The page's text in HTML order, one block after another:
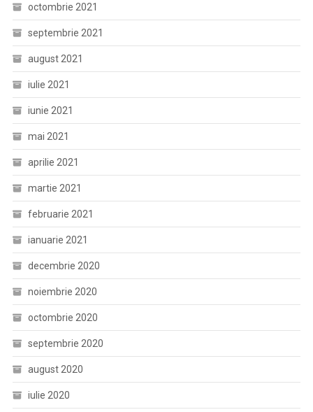
octombrie 2021
septembrie 2021
august 2021
iulie 2021
iunie 2021
mai 2021
aprilie 2021
martie 2021
februarie 2021
ianuarie 2021
decembrie 2020
noiembrie 2020
octombrie 2020
septembrie 2020
august 2020
iulie 2020